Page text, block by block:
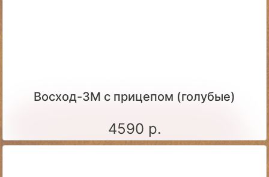
Восход-3М с прицепом (голубые)
4590 р.